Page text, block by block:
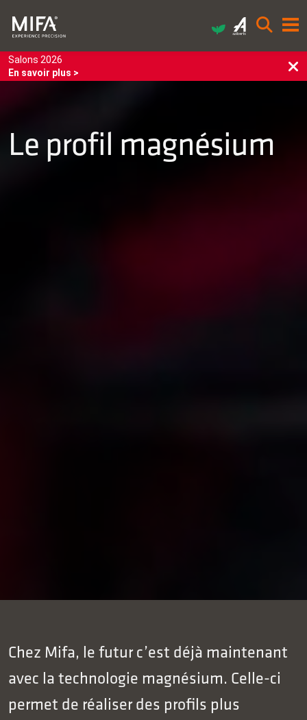
Salons 2026
En savoir plus >
Le profil magnésium
Chez Mifa, le futur c’est déjà maintenant
avec la technologie magnésium. Celle-ci
permet de réaliser des profils plus